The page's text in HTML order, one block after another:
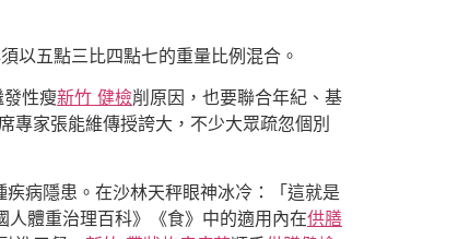
以五點三比四點七的重量比例混合。
性瘦新竹 健檢削原因，也要聯合年紀、基
專家張能維傳授誇大，不少大眾疏忽個別
病隱患。在沙林天秤眼神冰冷：「這就是
體重治理百科》《食》中的適用內在供膳